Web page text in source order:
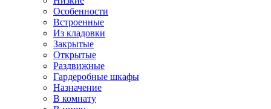
Особенности
Встроенные
Из кладовки
Закрытые
Открытые
Раздвижные
Гардеробные шкафы
Назначение
В комнату